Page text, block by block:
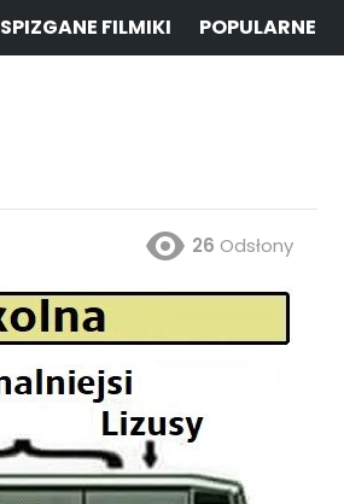
SPIZGANE FILMIKI POPULARNE
26 Odsłony